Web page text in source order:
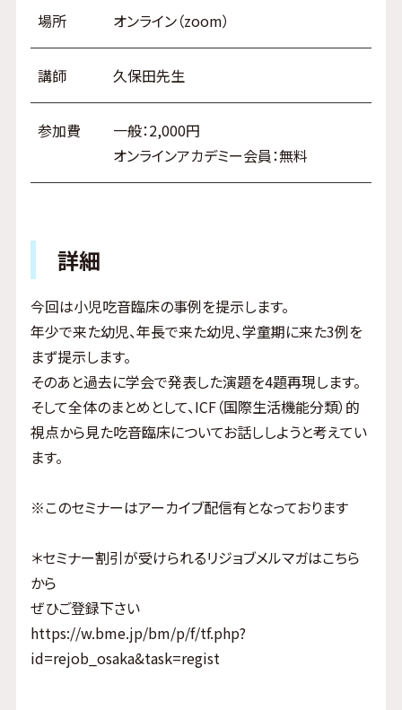
場所 オンライン（zoom）
講師 久保田先生
参加費
一般：2,000円
オンラインアカデミー会員：無料
詳細
今回は小児吃音臨床の事例を提示します。
年少で来た幼児、年長で来た幼児、学童期に来た3例を
まず提示します。
そのあと過去に学会で発表した演題を4題再現します。
そして全体のまとめとして、ICF（国際生活機能分類）的
視点から見た吃音臨床についてお話ししようと考えてい
ます。
※このセミナーはアーカイブ配信有となっております
＊セミナー割引が受けられるリジョブメルマガはこちら
から
ぜひご登録下さい
https://w.bme.jp/bm/p/f/tf.php?
id=rejob_osaka&task=regist